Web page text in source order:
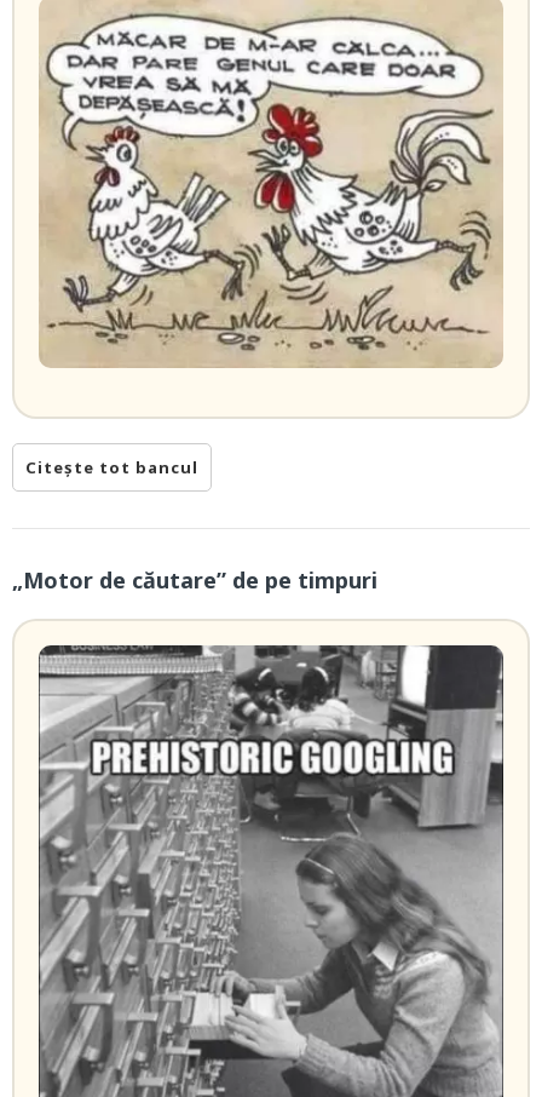
Citește tot bancul
„Motor de căutare” de pe timpuri